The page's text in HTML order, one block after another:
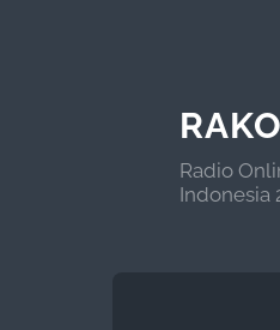
Radio
Indonesia